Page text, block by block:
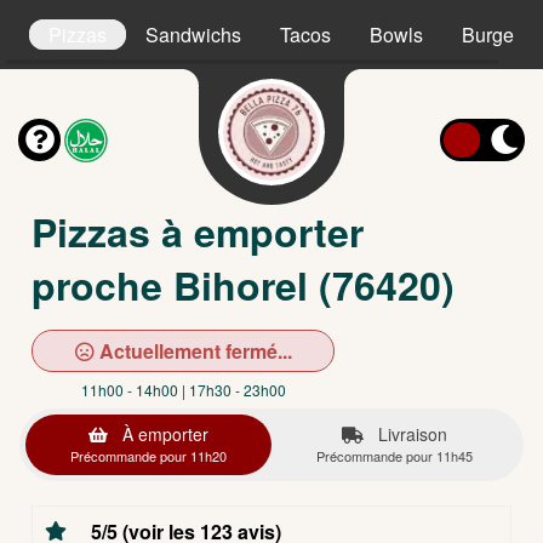
Sandwichs Tacos Bowls Burgers
Pizzas à emporter
proche Bihorel (76420)
Actuellement fermé...
11h00 - 14h00 | 17h30 - 23h00
À emporter
Précommande pour 11h20
Livraison
Précommande pour 11h45
5/5 (voir les 123 avis)